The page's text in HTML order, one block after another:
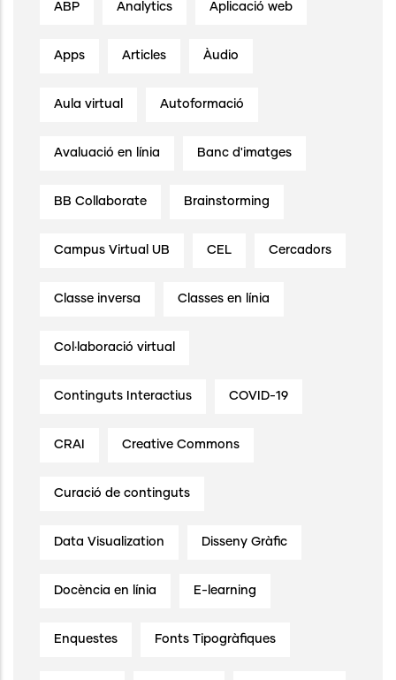
ABP Analytics Aplicació web
Apps Articles Àudio
Aula virtual Autoformació
Avaluació en línia Banc d'imatges
BB Collaborate Brainstorming
Campus Virtual UB CEL Cercadors
Classe inversa Classes en línia
Col·laboració virtual
Continguts Interactius COVID-19
CRAI Creative Commons
Curació de continguts
Data Visualization Disseny Gràfic
Docència en línia E-learning
Enquestes Fonts Tipogràfiques